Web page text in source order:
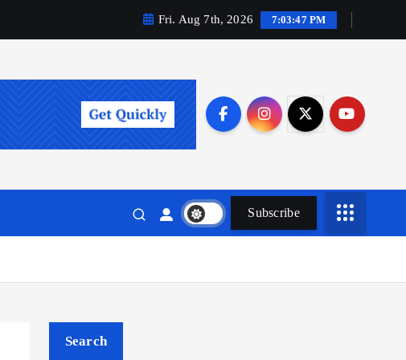
Fri. Aug 7th, 2026 7:03:48 PM
Subscribe
Search